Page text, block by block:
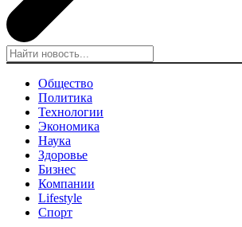
Общество
Политика
Технологии
Экономика
Наука
Здоровье
Бизнес
Компании
Lifestyle
Спорт